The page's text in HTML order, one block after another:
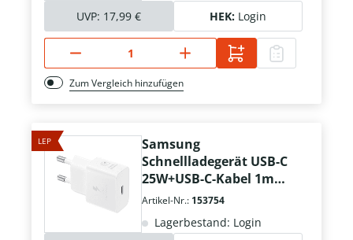
UVP: 17,99 € HEK: Login
Zum Vergleich hinzufügen
LEP
Samsung
Schnellladegerät USB-C
25W+USB-C-Kabel 1m
weiß
Artikel-Nr.: 153754
Lagerbestand: Login